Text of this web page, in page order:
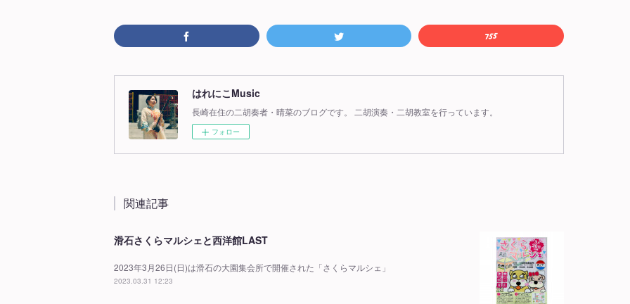
はれにこMusic
長崎在住の二胡奏者・晴菜のブログです。 二胡演奏・二胡教室を行っています。
フォロー
関連記事
滑石さくらマルシェと西洋館LAST
2023年3月26日(日)は滑石の大園集会所で開催された「さくらマルシェ」
2023.03.31 12:23